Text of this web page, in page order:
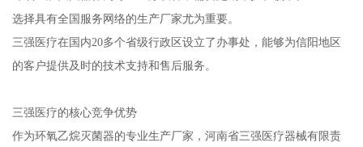
选择具有全国服务网络的生产厂家尤为重要。
三强医疗在国内20多个省级行政区设立了办事处，能够为信阳地区
的客户提供及时的技术支持和售后服务。
三强医疗的核心竞争优势
作为环氧乙烷灭菌器的专业生产厂家，河南省三强医疗器械有限责